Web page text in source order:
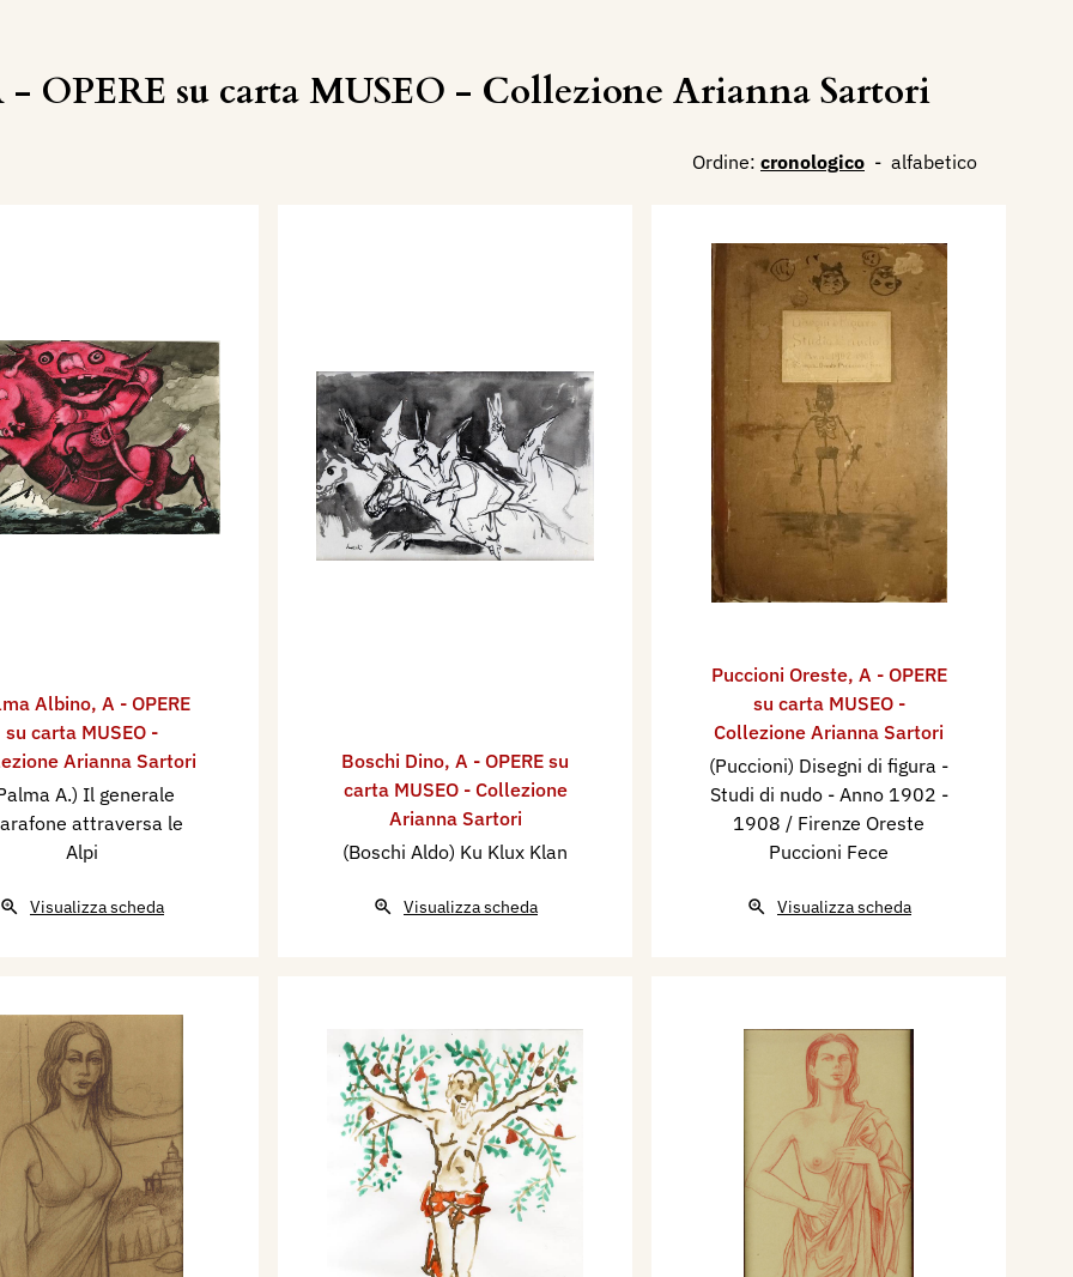
OPERE su carta MUSEO - Collezione Arianna Sartori
Ordine: cronologico - alfabetico
Albino, A - OPERE
su carta MUSEO -
Arianna Sartori
A.) Il generale
attraversa le
Alpi
Visualizza scheda
Boschi Dino, A - OPERE su
carta MUSEO - Collezione
Arianna Sartori
(Boschi Aldo) Ku Klux Klan
Visualizza scheda
Puccioni Oreste, A - OPERE
su carta MUSEO -
Collezione Arianna Sartori
(Puccioni) Disegni di figura -
Studi di nudo - Anno 1902 -
1908 / Firenze Oreste
Puccioni Fece
Visualizza scheda